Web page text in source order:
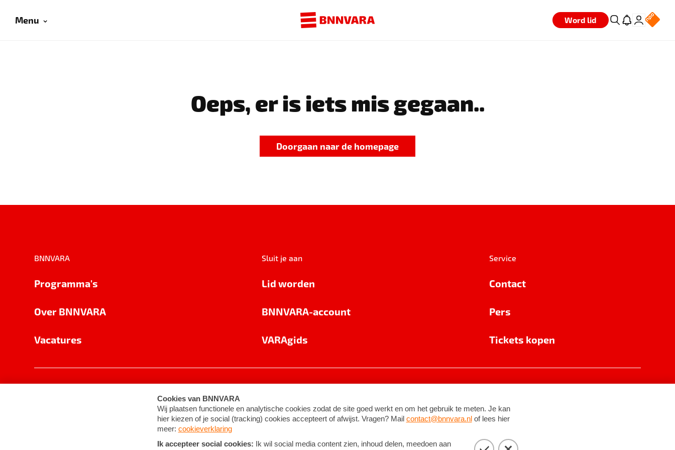
Menu Word lid
Oeps, er is iets mis gegaan..
Doorgaan naar de homepage
BNNVARA
Programma's
Over BNNVARA
Vacatures
Sluit je aan
Lid worden
BNNVARA-account
VARAgids
Service
Contact
Pers
Tickets kopen
Cookie-instellingen Algemene voorwaarden ©2026BNNVARA